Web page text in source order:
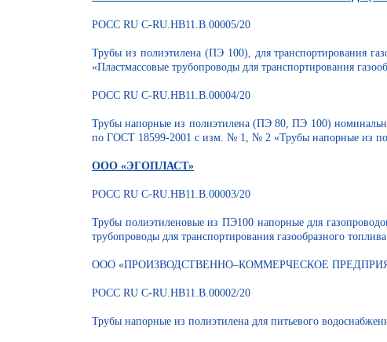
РОСС RU С-RU.НВ11.В.00005/20
Трубы из полиэтилена (ПЭ 100), для транспортирования
«Пластмассовые трубопроводы для транспортирования
РОСС RU С-RU.НВ11.В.00004/20
Трубы напорные из полиэтилена (ПЭ 80, ПЭ 100)
по ГОСТ 18599-2001 с изм. № 1, № 2 «Трубы напорные из
ООО «ЭГОПЛАСТ»
РОСС RU С-RU.НВ11.В.00003/20
Трубы полиэтиленовые из ПЭ100 напорные для
трубопроводы для транспортирования газообразного
ООО «ПРОИЗВОДСТВЕННО–КОММЕРЧЕСКОЕ
РОСС RU С-RU.НВ11.В.00002/20
Трубы напорные из полиэтилена для питьевого